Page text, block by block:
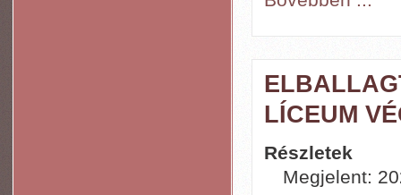
LÍCEUM
Részletek
Megjelent: